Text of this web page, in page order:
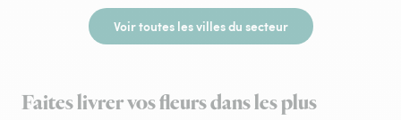
Voir toutes les villes du secteur
Faites livrer vos fleurs dans les plus